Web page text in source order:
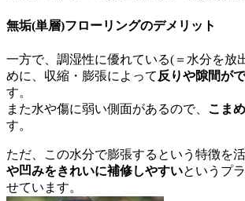
無垢(単層)フローリングのデメリット
一方で、調湿性に優れている(＝水分を放
めに、収縮・膨張によって 反りや隙間が
す。
また水や傷に弱い側面があるので、 こま
す。
ただ、この水分で膨張するという特徴を活
や凹みをきれいに補修しやすいというプ
せています。